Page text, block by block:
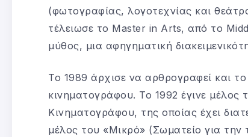
(φωτογραφίας, λογοτεχνίας και
τέλειωσε το Master in Arts, από το
μύθος, μια αφηγηματική
Το 1989 άρχισε να αρθρογραφεί και το
κινηματογράφου. Το 1992 έγινε
Κινηματογράφου, της οποίας έχει
μέλος του «Μικρό» (Σωματείο για την